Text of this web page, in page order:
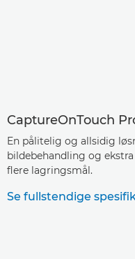
CaptureOnTouch
En pålitelig og allsidig
bildebehandling og
flere lagringsmål.
Se fullstendige